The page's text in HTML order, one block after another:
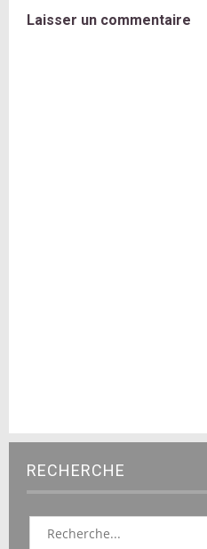
Laisser un commentaire
RECHERCHE